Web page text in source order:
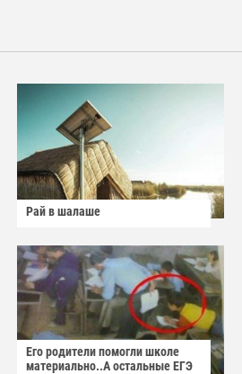
Рай в шалаше
Его родители помогли школе
материально..А остальные ЕГЭ